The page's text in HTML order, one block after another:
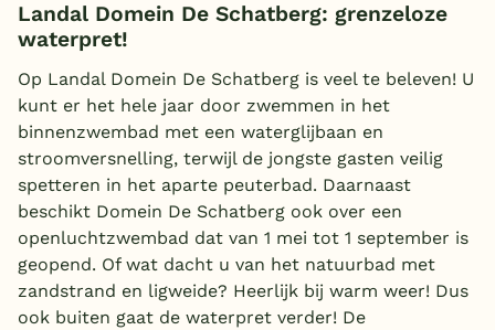
Landal Domein De Schatberg: grenzeloze
waterpret!
Op Landal Domein De Schatberg is veel te beleven! U
kunt er het hele jaar door zwemmen in het
binnenzwembad met een waterglijbaan en
stroomversnelling, terwijl de jongste gasten veilig
spetteren in het aparte peuterbad. Daarnaast
beschikt Domein De Schatberg ook over een
openluchtzwembad dat van 1 mei tot 1 september is
geopend. Of wat dacht u van het natuurbad met
zandstrand en ligweide? Heerlijk bij warm weer! Dus
ook buiten gaat de waterpret verder! De